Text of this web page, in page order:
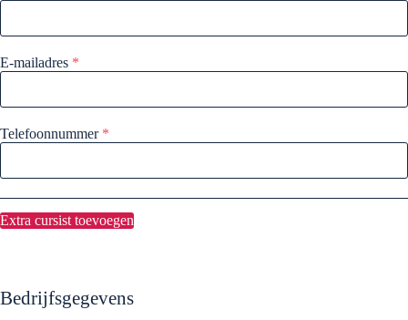
E-mailadres *
Telefoonnummer *
Extra cursist toevoegen
Bedrijfsgegevens